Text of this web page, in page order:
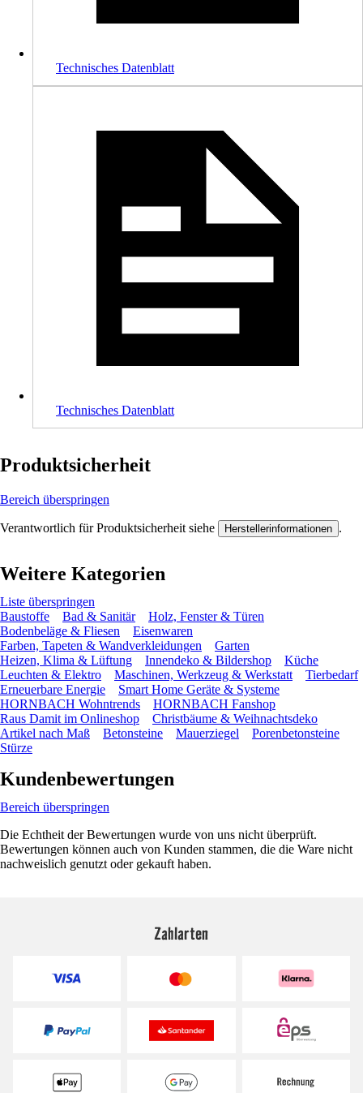
Technisches Datenblatt
Technisches Datenblatt
Produktsicherheit
Bereich überspringen
Verantwortlich für Produktsicherheit siehe Herstellerinformationen .
Weitere Kategorien
Liste überspringen
Baustoffe
Bad & Sanitär
Holz, Fenster & Türen
Bodenbeläge & Fliesen
Eisenwaren
Farben, Tapeten & Wandverkleidungen
Garten
Heizen, Klima & Lüftung
Innendeko & Bildershop
Küche
Leuchten & Elektro
Maschinen, Werkzeug & Werkstatt
Tierbedarf
Erneuerbare Energie
Smart Home Geräte & Systeme
HORNBACH Wohntrends
HORNBACH Fanshop
Raus Damit im Onlineshop
Christbäume & Weihnachtsdeko
Artikel nach Maß
Betonsteine Mauerziegel
Porenbetonsteine
Stürze
Kundenbewertungen
Bereich überspringen
Die Echtheit der Bewertungen wurde von uns nicht überprüft.
Bewertungen können auch von Kunden stammen, die die Ware nicht
nachweislich genutzt oder gekauft haben.
Zahlarten